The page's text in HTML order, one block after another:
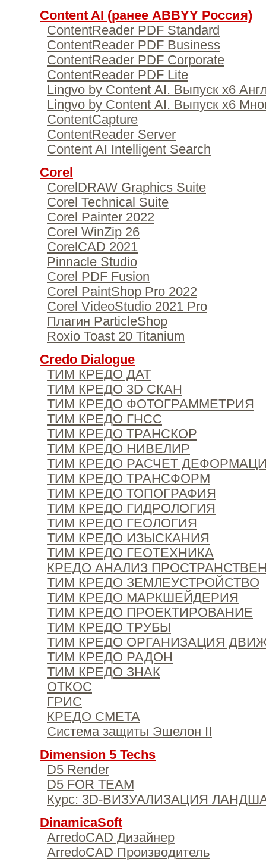
Content AI (ранее ABBYY Россия)
ContentReader PDF Standard
ContentReader PDF Business
ContentReader PDF Corporate
ContentReader PDF Lite
Lingvo by Content AI. Выпуск x6
Lingvo by Content AI. Выпуск x6
ContentCapture
ContentReader Server
Content AI Intelligent Search
Corel
CorelDRAW Graphics Suite
Corel Technical Suite
Corel Painter 2022
Corel WinZip 26
CorelCAD 2021
Pinnacle Studio
Corel PDF Fusion
Corel PaintShop Pro 2022
Corel VideoStudio 2021 Pro
Плагин ParticleShop
Roxio Toast 20 Titanium
Credo Dialogue
ТИМ КРЕДО ДАТ
ТИМ КРЕДО 3D СКАН
ТИМ КРЕДО ФОТОГРАММЕТРИЯ
ТИМ КРЕДО ГНСС
ТИМ КРЕДО ТРАНСКОР
ТИМ КРЕДО НИВЕЛИР
ТИМ КРЕДО РАСЧЕТ
ТИМ КРЕДО ТРАНСФОРМ
ТИМ КРЕДО ТОПОГРАФИЯ
ТИМ КРЕДО ГИДРОЛОГИЯ
ТИМ КРЕДО ГЕОЛОГИЯ
ТИМ КРЕДО ИЗЫСКАНИЯ
ТИМ КРЕДО ГЕОТЕХНИКА
КРЕДО АНАЛИЗ
ТИМ КРЕДО ЗЕМЛЕУСТРОЙСТВО
ТИМ КРЕДО МАРКШЕЙДЕРИЯ
ТИМ КРЕДО ПРОЕКТИРОВАНИЕ
ТИМ КРЕДО ТРУБЫ
ТИМ КРЕДО ОРГАНИЗАЦИЯ
ТИМ КРЕДО РАДОН
ТИМ КРЕДО ЗНАК
ОТКОС
ГРИС
КРЕДО СМЕТА
Система защиты Эшелон II
Dimension 5 Techs
D5 Render
D5 FOR TEAM
Курс: 3D-ВИЗУАЛИЗАЦИЯ
DinamicaSoft
ArredoCAD Дизайнер
ArredoCAD Производитель